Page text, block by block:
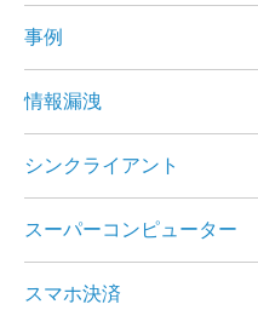
事例
情報漏洩
シンクライアント
スーパーコンピューター
スマホ決済